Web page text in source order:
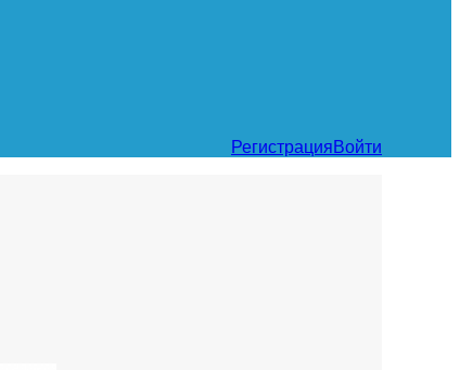
Войти
Регистрация